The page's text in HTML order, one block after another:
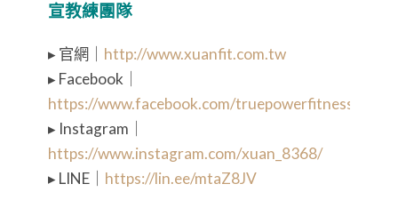
宣教練團隊
▸ 官網｜ http://www.xuanfit.com.tw
▸ Facebook｜
https://www.facebook.com/truepowerfitness/
▸ Instagram｜
https://www.instagram.com/xuan_8368/
▸ LINE｜ https://lin.ee/mtaZ8JV